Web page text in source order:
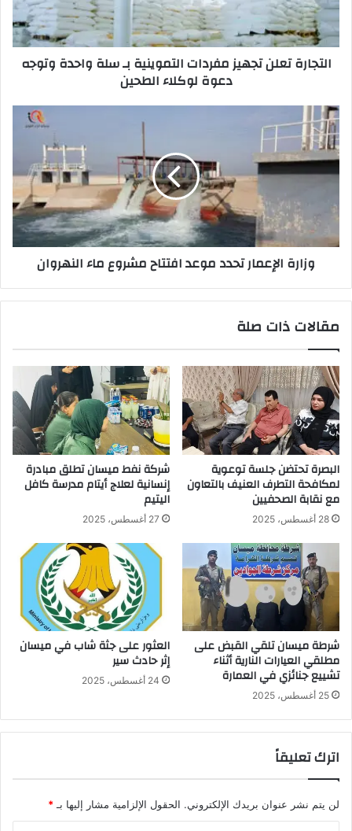
سلة
واحدة
وتوجه
دعوة
التجارة تعلن تجهيز مفردات التموينية بـ سلة واحدة وتوجه
دعوة لوكلاء الطحين
وزارة
الإعمار
تحدد
موعد
افتتاح
ماء
النهروان
وزارة الإعمار تحدد موعد افتتاح مشروع ماء النهروان
مقالات ذات صلة
البصرة تحتضن جلسة توعوية
لمكافحة التطرف العنيف بالتعاون
مع نقابة الصحفيين
28 أغسطس، 2025
شركة نفط ميسان تطلق مبادرة
إنسانية لعلاج أيتام مدرسة كافل
اليتيم
27 أغسطس، 2025
شرطة ميسان تلقي القبض على
مطلقي العيارات النارية أثناء
تشييع جنائزي في العمارة
25 أغسطس، 2025
العثور على جثة شاب في ميسان
إثر حادث سير
24 أغسطس، 2025
اترك تعليقاً
لن يتم نشر عنوان بريدك الإلكتروني. الحقول الإلزامية مشار إليها بـ*